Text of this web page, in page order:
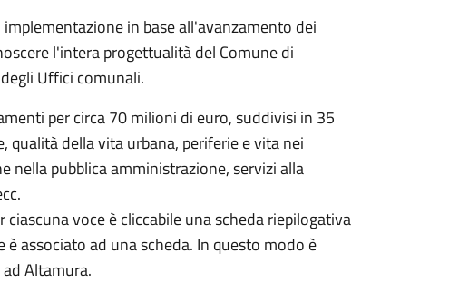
in base all'avanzamento dei
l'intera progettualità del Comune di
Uffici comunali.
per circa 70 milioni di euro, suddivisi in 35
qualità della vita urbana, periferie e vita nei
nella pubblica amministrazione, servizi alla
voce è cliccabile una scheda riepilogativa
associato ad una scheda. In questo modo è
Altamura.